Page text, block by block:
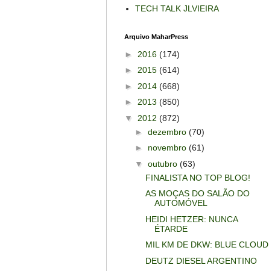
TECH TALK JLVIEIRA
Arquivo MaharPress
► 2016 (174)
► 2015 (614)
► 2014 (668)
► 2013 (850)
▼ 2012 (872)
► dezembro (70)
► novembro (61)
▼ outubro (63)
FINALISTA NO TOP BLOG!
AS MOÇAS DO SALÃO DO
AUTOMÓVEL
HEIDI HETZER: NUNCA
ÉTARDE
MIL KM DE DKW: BLUE CLOUD
DEUTZ DIESEL ARGENTINO